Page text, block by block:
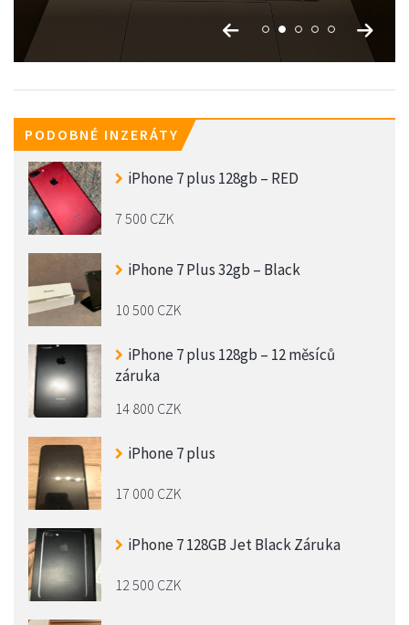
PODOBNÉ INZERÁTY
iPhone 7 plus 128gb – RED
7 500 CZK
iPhone 7 Plus 32gb – Black
10 500 CZK
iPhone 7 plus 128gb – 12 měsíců
záruka
14 800 CZK
iPhone 7 plus
17 000 CZK
iPhone 7 128GB Jet Black Záruka
12 500 CZK